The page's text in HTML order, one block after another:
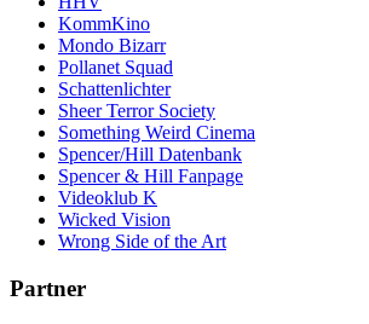
KommKino
Mondo Bizarr
Pollanet Squad
Schattenlichter
Sheer Terror Society
Something Weird Cinema
Spencer/Hill Datenbank
Spencer & Hill Fanpage
Videoklub K
Wicked Vision
Wrong Side of the Art
Partner